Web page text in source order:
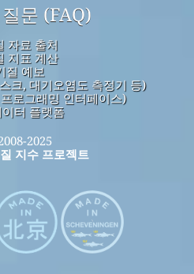
문 (FAQ)
자료 출처
지표 계산
질 예보
크, 대기오염도 측정기 등)
로그래밍 인터페이스)
터 플랫폼
2025
지수 프로젝트